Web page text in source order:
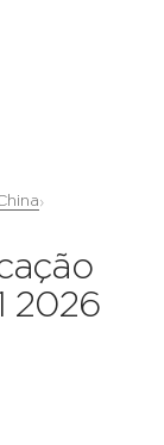
›
2026